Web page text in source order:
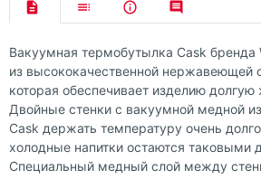
Вакуумная термобутылка Cask бренда
из высококачественной нержавеющей
которая обеспечивает изделию долгую
Двойные стенки с вакуумной медной
Cask держать температуру очень
холодные напитки остаются таковыми
Специальный медный слой между